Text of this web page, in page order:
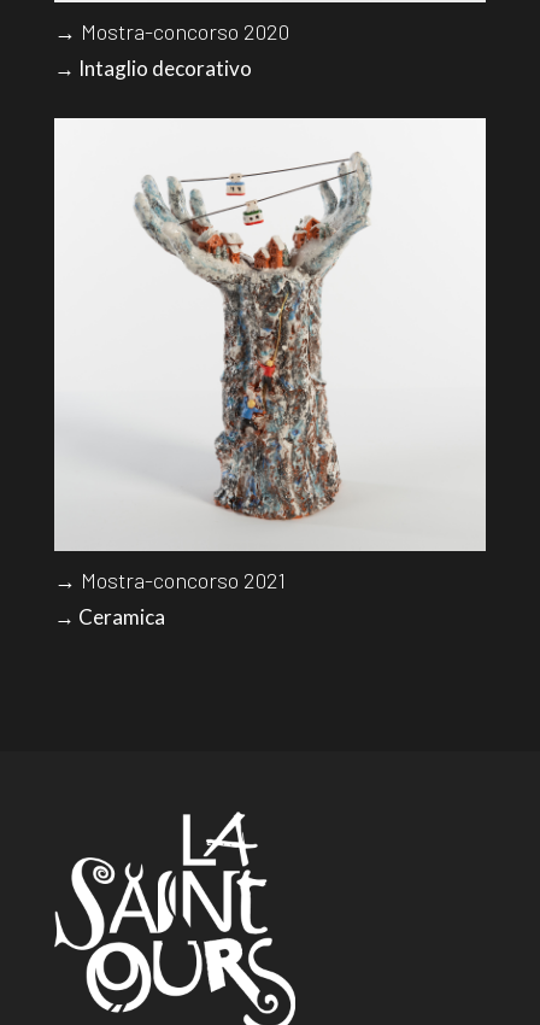
→ Mostra-concorso 2020
→ Intaglio decorativo
→ Mostra-concorso 2021
→ Ceramica